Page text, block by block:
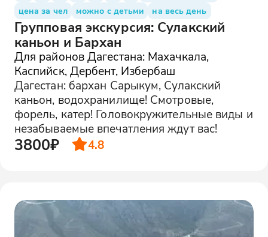
цена за чел
можно с детьми на весь день
Групповая экскурсия: Сулакский
каньон и Бархан
Для районов Дагестана: Махачкала,
Каспийск, Дербент, Избербаш
Дагестан: бархан Сарыкум, Сулакский
каньон, водохранилище! Смотровые,
форель, катер! Головокружительные виды и
незабываемые впечатления ждут вас!
3800₽ 4.8